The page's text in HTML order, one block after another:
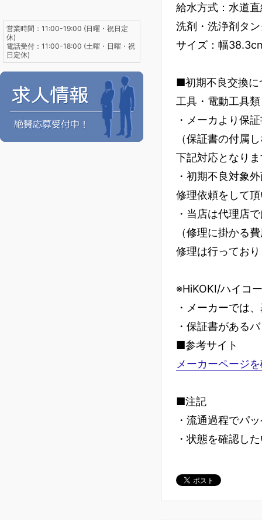
給水方式：水道
洗剤・洗浄剤タ
サイズ：幅
■初期不良交換に
工具・電動工具
・メーカより保
（保証書の付属
下記対応となり
・初期不良対象
修理依頼をして
・当店は代理店
（修理に掛かる
修理は行ってお
※HiKOKI/ハイコ
・メーカーでは
・保証書がある
■参考サイト
メーカーページ
■注記
・流通過程でパ
・状態を確認し
営業時間：11:00-19:00 (日曜・祝日定
休)
電話受付：11:00-18:00 (土曜・日曜・祝
日定休)